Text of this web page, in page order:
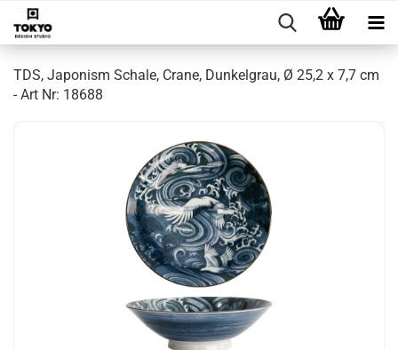
TDS, Japonism Schale, Crane, Dunkelgrau, Ø 25,2 x 7,7 cm
- Art Nr: 18688